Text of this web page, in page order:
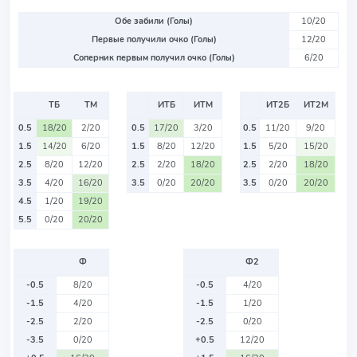
Обе забили (Голы)
10/20
Первые получили очко (Голы)
12/20
Соперник первым получил очко (Голы)
6/20
ТБ
ТМ
0.5
18/20
2/20
1.5
14/20
6/20
2.5
8/20
12/20
3.5
4/20
16/20
4.5
1/20
19/20
5.5
0/20 20/20
ИТБ
ИТМ
0.5
17/20
3/20
1.5
8/20
12/20
2.5
2/20
18/20
3.5
0/20 20/20
ИТ2Б
ИТ2М
0.5
11/20
9/20
1.5
5/20
15/20
2.5
2/20
18/20
3.5
0/20 20/20
Ф
-0.5
8/20
-1.5
4/20
-2.5
2/20
-3.5
0/20
Ф2
-0.5
4/20
-1.5
1/20
-2.5
0/20
+0.5
12/20